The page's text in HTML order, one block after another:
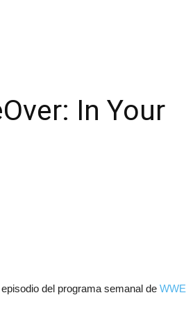
In Your
del programa semanal de WWE